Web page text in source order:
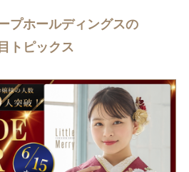
プホールディングスの
トピックス